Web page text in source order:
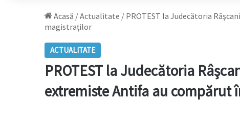
Acasă /Actualitate / PROTEST la Judecătoria
magistraţilor
ACTUALITATE
PROTEST la Judecătoria
extremiste Antifa au compărut